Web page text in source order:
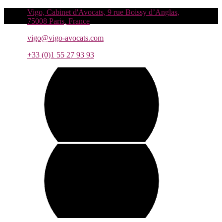
Vigo, Cabinet d'Avocats, 9 rue Boissy d’Anglas,
75008 Paris, France
vigo@vigo-avocats.com
+33 (0)1 55 27 93 93